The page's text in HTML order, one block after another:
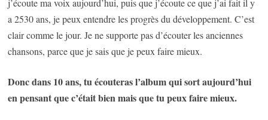
j’écoute ma voix aujourd’hui, puis que j’écoute ce que j’ai fait il y
a 2530 ans, je peux entendre les progrès du développement. C’est
clair comme le jour. Je ne supporte pas d’écouter les anciennes
chansons, parce que je sais que je peux faire mieux.
Donc dans 10 ans, tu écouteras l’album qui sort aujourd’hui
en pensant que c’était bien mais que tu peux faire mieux.